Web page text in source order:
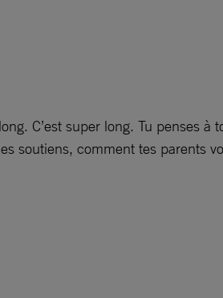
C’est super long. Tu penses
soutiens, comment tes